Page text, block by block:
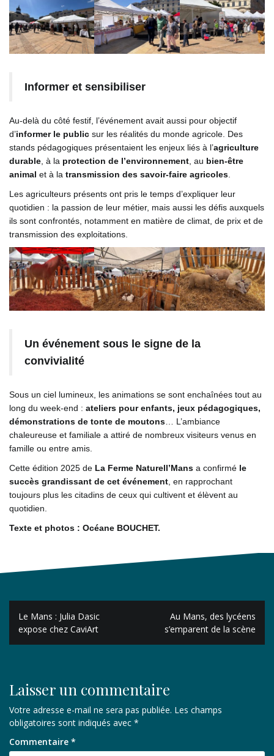
Informer et sensibiliser
Au-delà du côté festif, l’événement avait aussi pour objectif
d’informer le public sur les réalités du monde agricole. Des
stands pédagogiques présentaient les enjeux liés à l’agriculture
durable , à la protection de l’environnement , au bien-être
animal et à la transmission des savoir-faire agricoles
Les agriculteurs présents ont pris le temps d’expliquer leur
quotidien : la passion de leur métier, mais aussi les défis auxquels
ils sont confrontés, notamment en matière de climat, de prix et de
transmission des exploitations.
Un événement sous le signe de la
convivialité
Sous un ciel lumineux, les animations se sont enchaînées tout au
long du week-end : ateliers pour enfants, jeux pédagogiques,
démonstrations de tonte de moutons… L’ambiance
chaleureuse et familiale a attiré de nombreux visiteurs venus en
famille ou entre amis.
Cette édition 2025 de La Ferme Naturell’Mans a confirmé le
succès grandissant de cet événement, en rapprochant
toujours plus les citadins de ceux qui cultivent et élèvent au
quotidien.
Texte et photos : Océane BOUCHET.
Navigation
de
l’article
Le Mans : Julia Dasic
expose chez CaviArt
Au Mans, des lycéens
s’emparent de la scène
Laisser un commentaire
Votre adresse e-mail ne sera pas publiée. Les champs
obligatoires sont indiqués avec *
Commentaire *